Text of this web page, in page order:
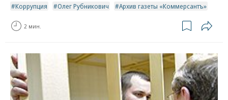
Коррупция
Олег Рубникович Архив газеты «Коммерсантъ»
2 мин.